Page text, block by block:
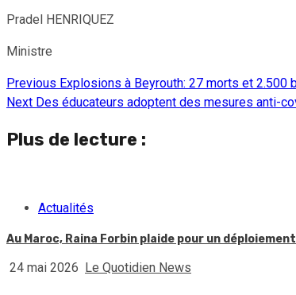
Pradel HENRIQUEZ
Ministre
Continue
Previous Explosions à Beyrouth: 27 morts et
Next Des éducateurs adoptent des mesures anti-
Plus de lecture :
Actualités
Au Maroc, Raina Forbin plaide pour un
24 mai 2026 Le Quotidien News